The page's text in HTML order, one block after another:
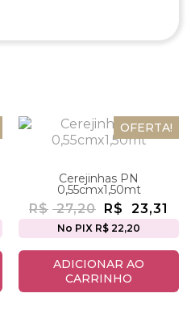
OFERTA!
Cerejinhas PN
0,55cmx1,50mt
R$ 27,20 R$ 23,31
No PIX R$ 22,20
ADICIONAR AO
CARRINHO